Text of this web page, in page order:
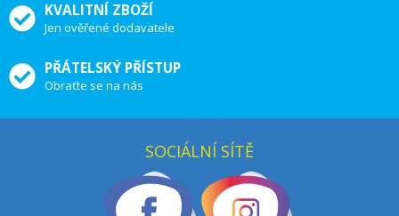
KVALITNÍ ZBOŽÍ
Jen ověřené dodavatele
PŘÁTELSKÝ PŘÍSTUP
Obraťte se na nás
SOCIÁLNÍ SÍTĚ